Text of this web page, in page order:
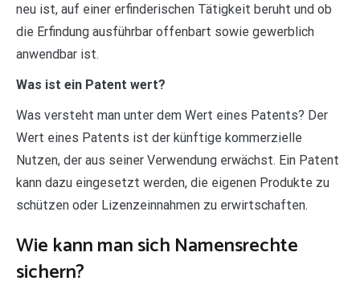
neu ist, auf einer erfinderischen Tätigkeit beruht und ob
die Erfindung ausführbar offenbart sowie gewerblich
anwendbar ist.
Was ist ein Patent wert?
Was versteht man unter dem Wert eines Patents? Der
Wert eines Patents ist der künftige kommerzielle
Nutzen, der aus seiner Verwendung erwächst. Ein Patent
kann dazu eingesetzt werden, die eigenen Produkte zu
schützen oder Lizenzeinnahmen zu erwirtschaften.
Wie kann man sich Namensrechte
sichern?